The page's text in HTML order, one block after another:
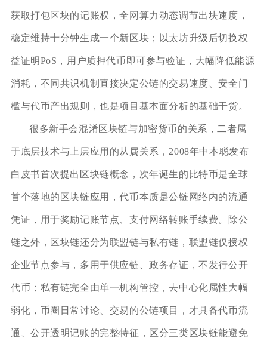
获取打包区块的记账权，全网算力动态调节出块速度，
稳定维持十分钟生成一个新区块；以太坊升级后切换权
益证明PoS，用户质押代币即可参与验证，大幅降低能源
消耗，不同共识机制直接决定公链的交易速度、安全门
槛与代币产出规则，也是项目基本面分析的基础干货。
很多新手会混淆区块链与加密货币的关系，二者属
于底层技术与上层应用的从属关系，2008年中本聪发布
白皮书首次提出区块链概念，次年诞生的比特币是全球
首个落地的区块链应用，代币本质是公链网络内的流通
凭证，用于奖励记账节点、支付网络转账手续费。除公
链之外，区块链还分为联盟链与私有链，联盟链仅授权
企业节点参与，多用于供应链、政务存证，不发行公开
代币；私有链完全由单一机构管控，去中心化属性大幅
弱化，币圈日常讨论、交易的公链项目，才具备代币流
通、公开透明记账的完整特征，区分三类区块链能避免